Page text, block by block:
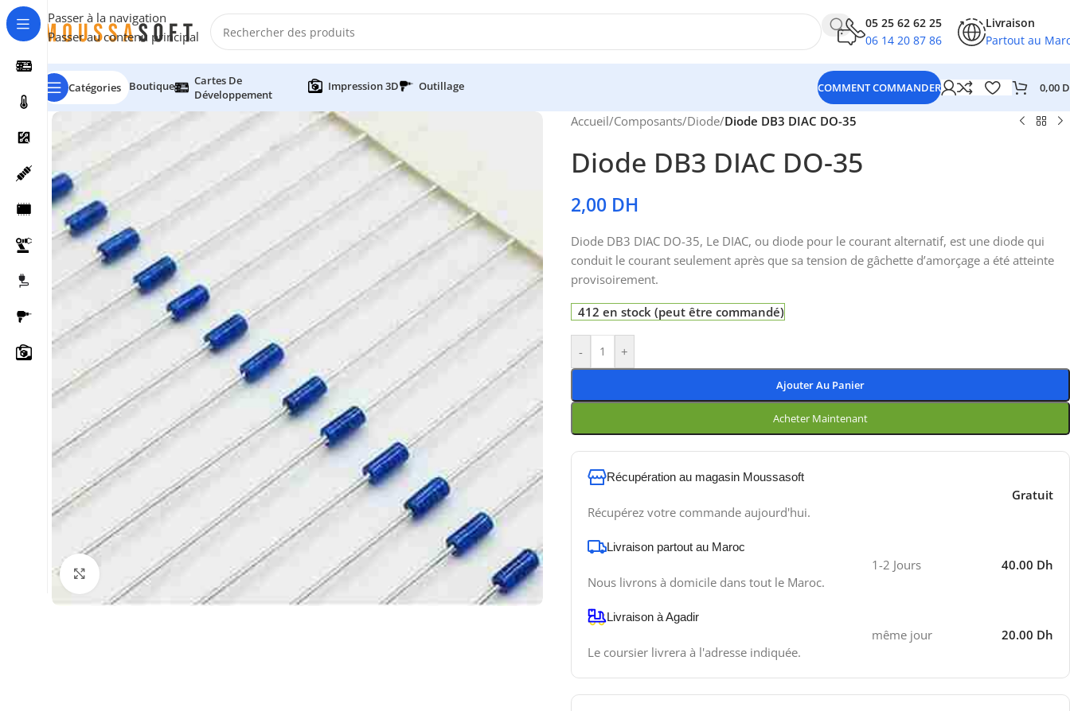
Passer à la navigation
Passer au contenu principal
05 25 62 62 25
contact@moussasoft.com
moussasoft.diy
moussasoft
05 25 62 62 25
06 14 20 87 86
Livraison
Partout au
Catégories Boutique
Cartes De
Développement
Impression 3D Outillage COMMENT COMMANDER 0,00
Cliquez pour agrandir
Accueil/Composants/Diode/Diode DB3 DIAC DO-35
Diode DB3 DIAC DO-35
2,00 DH
Diode DB3 DIAC DO-35, Le DIAC, ou diode pour le courant alternatif, est une diode qui
conduit le courant seulement après que sa tension de gâchette d’amorçage a été atteinte
provisoirement.
412 en stock (peut être commandé)
- +
Ajouter Au Panier
Acheter Maintenant
Récupération au magasin Moussasoft
Récupérez votre commande aujourd'hui.
Gratuit
Livraison partout au Maroc
Nous livrons à domicile dans tout le Maroc.
1-2 Jours 40.00 Dh
Livraison à Agadir
Le coursier livrera à l'adresse indiquée.
même jour 20.00 Dh